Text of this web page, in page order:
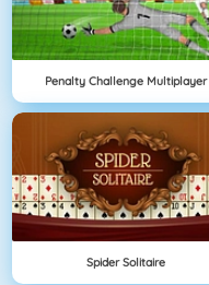
Penalty Challenge Multiplayer
Spider Solitaire